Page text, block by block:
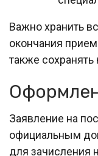
Важно хранить
окончания
также
Заявление на
официальным
для зачисления